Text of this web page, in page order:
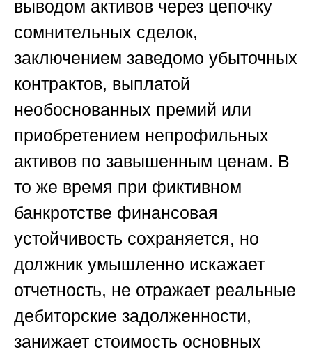
выводом активов через цепочку
сомнительных сделок,
заключением заведомо убыточных
контрактов, выплатой
необоснованных премий или
приобретением непрофильных
активов по завышенным ценам. В
то же время при фиктивном
банкротстве финансовая
устойчивость сохраняется, но
должник умышленно искажает
отчетность, не отражает реальные
дебиторские задолженности,
занижает стоимость основных